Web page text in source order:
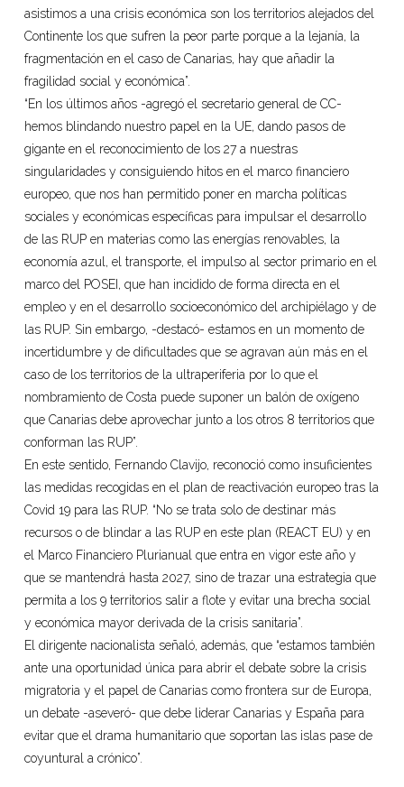
asistimos a una crisis económica son los territorios alejados del
Continente los que sufren la peor parte porque a la lejanía, la
fragmentación en el caso de Canarias, hay que añadir la
fragilidad social y económica”.
“En los últimos años -agregó el secretario general de CC-
hemos blindando nuestro papel en la UE, dando pasos de
gigante en el reconocimiento de los 27 a nuestras
singularidades y consiguiendo hitos en el marco financiero
europeo, que nos han permitido poner en marcha políticas
sociales y económicas específicas para impulsar el desarrollo
de las RUP en materias como las energías renovables, la
economía azul, el transporte, el impulso al sector primario en el
marco del POSEI, que han incidido de forma directa en el
empleo y en el desarrollo socioeconómico del archipiélago y de
las RUP. Sin embargo, -destacó- estamos en un momento de
incertidumbre y de dificultades que se agravan aún más en el
caso de los territorios de la ultraperiferia por lo que el
nombramiento de Costa puede suponer un balón de oxígeno
que Canarias debe aprovechar junto a los otros 8 territorios que
conforman las RUP”.
En este sentido, Fernando Clavijo, reconoció como insuficientes
las medidas recogidas en el plan de reactivación europeo tras la
Covid 19 para las RUP. “No se trata solo de destinar más
recursos o de blindar a las RUP en este plan (REACT EU) y en
el Marco Financiero Plurianual que entra en vigor este año y
que se mantendrá hasta 2027, sino de trazar una estrategia que
permita a los 9 territorios salir a flote y evitar una brecha social
y económica mayor derivada de la crisis sanitaria”.
El dirigente nacionalista señaló, además, que “estamos también
ante una oportunidad única para abrir el debate sobre la crisis
migratoria y el papel de Canarias como frontera sur de Europa,
un debate -aseveró- que debe liderar Canarias y España para
evitar que el drama humanitario que soportan las islas pase de
coyuntural a crónico”.